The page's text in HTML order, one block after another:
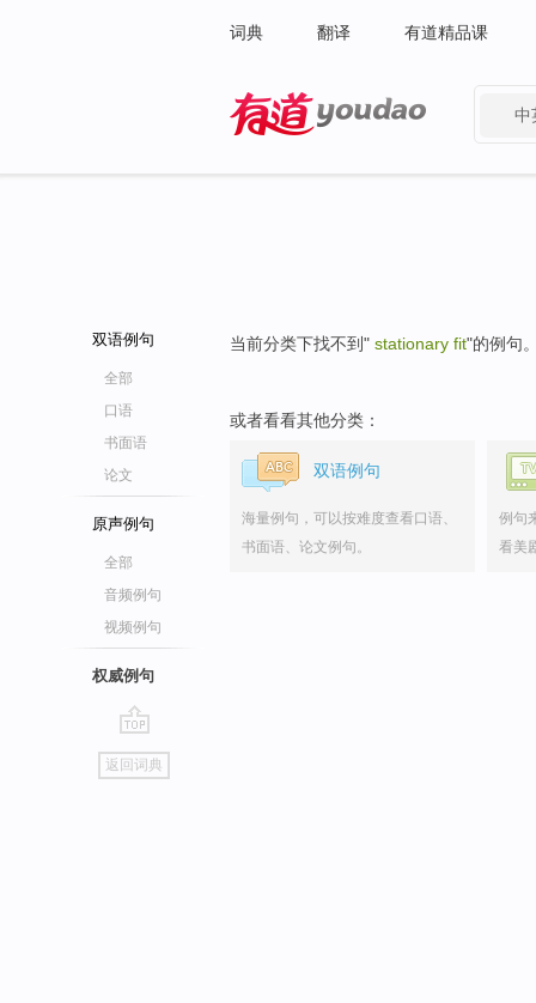
词典 翻译 有道精品课
中
双语例句
全部
口语
书面语
论文
原声例句
全部
音频例句
视频例句
权威例句
go
top
返回词典
当前分类下找不到" stationary fit"的例句。
或者看看其他分类：
双语例句
海量例句，可以按难度查看口语、
书面语、论文例句。
例句
看美